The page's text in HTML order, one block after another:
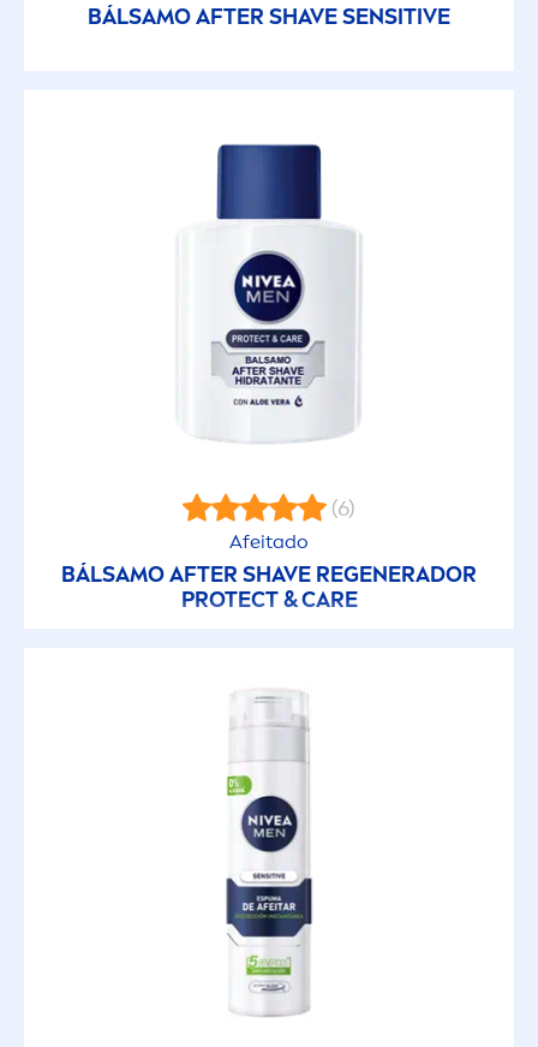
BÁLSAMO AFTER SHAVESENSITIVE
(6)
Afeitado
BÁLSAMO AFTER SHAVE REGENERADOR
PROTECT&CARE